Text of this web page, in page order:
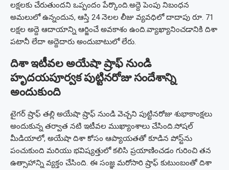
లక్షలకు చేరుతుందని ఒప్పందం పేర్కొంది.అద్దె పెంపు నిబంధన
అమలులో ఉన్నందున, ఆస్తి 24 నెలల లీజు వ్యవధిలో దాదాపు రూ. 71
లక్షల అద్దె ఆదాయాన్ని ఆర్జించే అవకాశం ఉంది.వ్యాఖ్యానించడానికి దిశా
పటానీ లేదా అద్దెదారు అందుబాటులో లేరు.
దిశా ఇటీవల అయేషా ష్రాఫ్ నుండి
హృదయపూర్వక పుట్టినరోజు సందేశాన్ని
అందుకుంది
టైగర్ ష్రాఫ్ తల్లి అయేషా ష్రాఫ్ నుండి వెచ్చని పుట్టినరోజు శుభాకాంక్షలు
అందుకున్న తర్వాత నటి ఇటీవల ముఖ్యాంశాలు చేసింది.సోషల్
మీడియాలో, అయేషా దిశా కోసం ఆప్యాయతతో కూడిన పోస్ట్‌ను
పంచుకుంది మరియు భవిష్యత్తులో కలిసి ప్రయాణించడం గురించి తన
ఉత్సాహాన్ని వ్యక్తం చేసింది. ఈ సంజ్ఞ మరోసారి ష్రాఫ్ కుటుంబంతో దిశా